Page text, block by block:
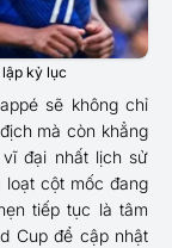
kỷ lục
sẽ không chỉ
mà còn khẳng
đại nhất lịch sử
loạt cột mốc đang
tiếp tục là tâm
Cup để cập nhật